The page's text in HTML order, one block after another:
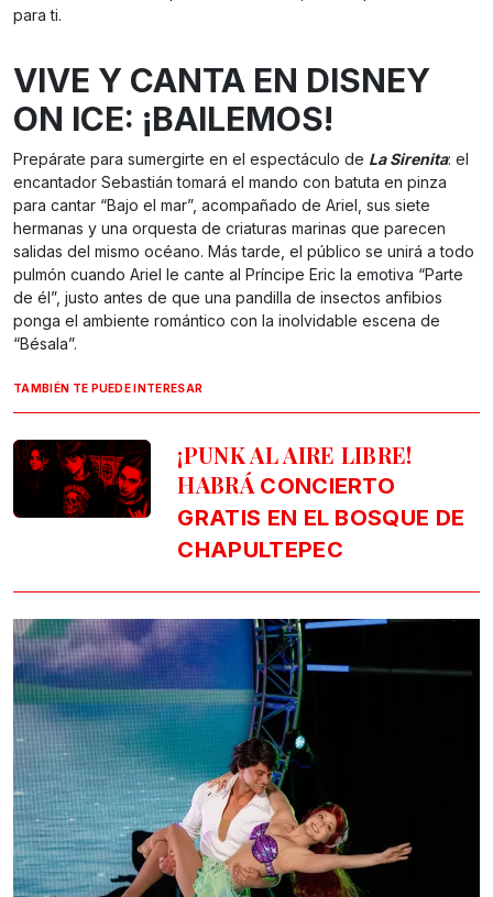
para ti.
VIVE Y CANTA EN DISNEY
ON ICE: ¡BAILEMOS!
Prepárate para sumergirte en el espectáculo de La Sirenita: el
encantador Sebastián tomará el mando con batuta en pinza
para cantar “Bajo el mar”, acompañado de Ariel, sus siete
hermanas y una orquesta de criaturas marinas que parecen
salidas del mismo océano. Más tarde, el público se unirá a todo
pulmón cuando Ariel le cante al Príncipe Eric la emotiva “Parte
de él”, justo antes de que una pandilla de insectos anfibios
ponga el ambiente romántico con la inolvidable escena de
“Bésala”.
TAMBIÉN TE PUEDE INTERESAR
¡PUNK AL AIRE LIBRE!
HABRÁ CONCIERTO
GRATIS EN EL BOSQUE DE
CHAPULTEPEC